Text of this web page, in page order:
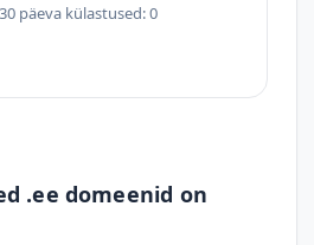
päeva külastused: 0
.ee domeenid on